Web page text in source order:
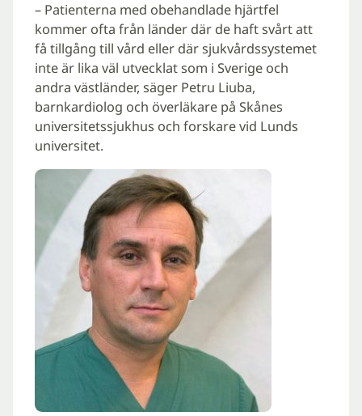
– Patienterna med obehandlade hjärtfel
kommer ofta från länder där de haft svårt att
få tillgång till vård eller där sjukvårdssystemet
inte är lika väl utvecklat som i Sverige och
andra västländer, säger Petru Liuba,
barnkardiolog och överläkare på Skånes
universitetssjukhus och forskare vid Lunds
universitet.